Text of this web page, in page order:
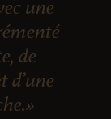
une
de
d’une